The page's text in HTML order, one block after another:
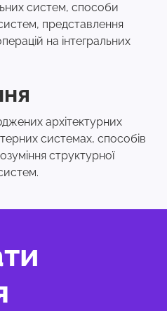
систем, способи
представлення
на інтегральних
архітектурних
системах, способів
структурної